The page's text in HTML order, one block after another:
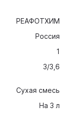
РЕАФОТХИМ
Россия
1
3/3,6
Сухая смесь
На 3 л